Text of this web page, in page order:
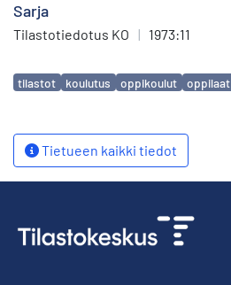
Sarja
Tilastotiedotus KO | 1973:11
Avainsanat
tilastot koulutus oppikoulut oppilaat
Tietueen kaikki tiedot